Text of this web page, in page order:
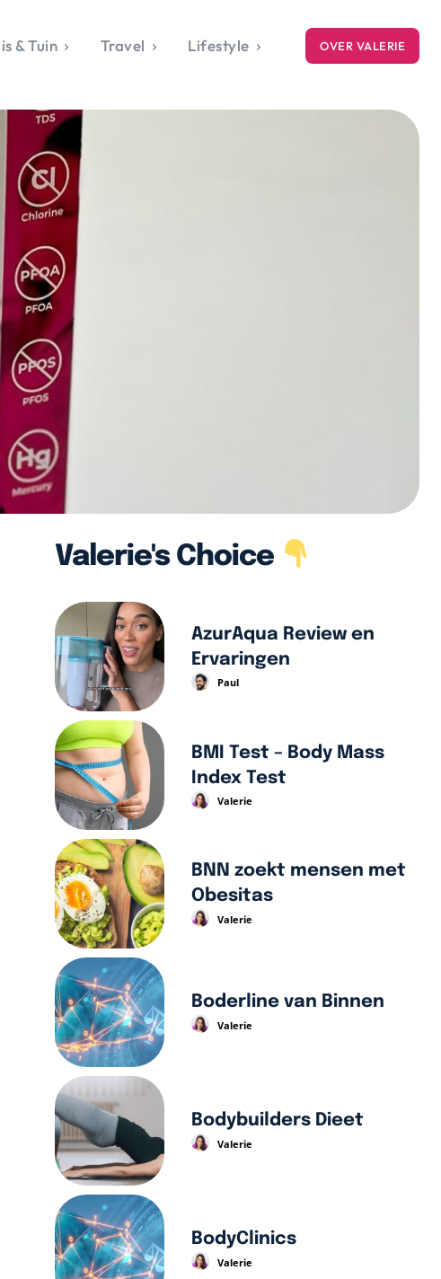
Gadgets
Lifestyle
& Tuin Travel Lifestyle OVER VALERIE
Valerie's Choice
AzurAqua Review en
Ervaringen
Paul
BMI Test – Body Mass
Index Test
Valerie
BNN zoekt mensen met
Obesitas
Valerie
Boderline van Binnen
Valerie
Bodybuilders Dieet
Valerie
BodyClinics
Valerie